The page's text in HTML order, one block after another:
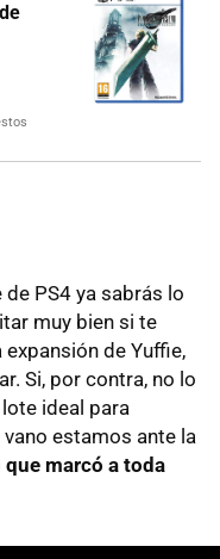
PS4 ya sabrás lo
muy bien si te
de Yuffie,
Si, por contra, no lo
ideal para
estamos ante la
marcó a toda